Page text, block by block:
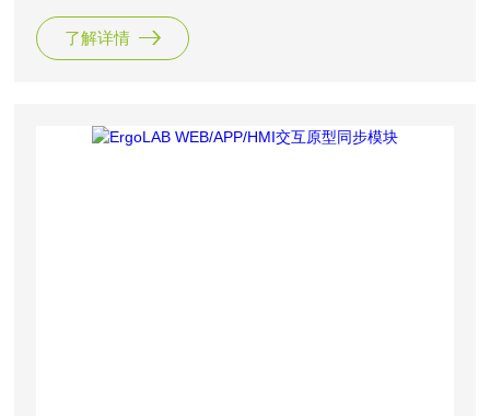
与统计分析报告，包括驾驶人数据分析、车辆运行数据分析、
道路环境数据分析以及人机交互分析等。
了解详情